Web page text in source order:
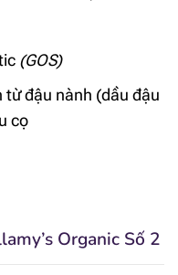
(GOS)
từ đậu nành (dầu đậu
cọ
Organic Số 2